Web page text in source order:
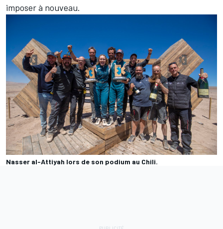
imposer à nouveau.
Nasser al-Attiyah lors de son podium au Chili.